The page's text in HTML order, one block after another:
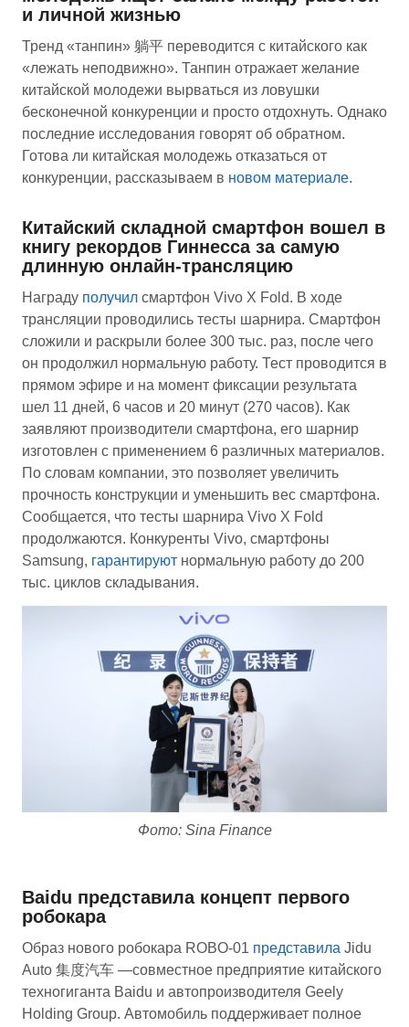
и личной жизнью
Тренд «танпин» 躺平 переводится с китайского как
«лежать неподвижно». Танпин отражает желание
китайской молодежи вырваться из ловушки
бесконечной конкуренции и просто отдохнуть. Однако
последние исследования говорят об обратном.
Готова ли китайская молодежь отказаться от
конкуренции, рассказываем в новом материале.
Китайский складной смартфон вошел в
книгу рекордов Гиннесса за самую
длинную онлайн-трансляцию
Награду получил смартфон Vivo X Fold. В ходе
трансляции проводились тесты шарнира. Смартфон
сложили и раскрыли более 300 тыс. раз, после чего
он продолжил нормальную работу. Тест проводится в
прямом эфире и на момент фиксации результата
шел 11 дней, 6 часов и 20 минут (270 часов). Как
заявляют производители смартфона, его шарнир
изготовлен с применением 6 различных материалов.
По словам компании, это позволяет увеличить
прочность конструкции и уменьшить вес смартфона.
Сообщается, что тесты шарнира Vivo X Fold
продолжаются. Конкуренты Vivo, смартфоны
Samsung, гарантируют нормальную работу до 200
тыс. циклов складывания.
Фото: Sina Finance
Baidu представила концепт первого
робокара
Образ нового робокара ROBO-01 представила Jidu
Auto 集度汽车 —совместное предприятие китайского
техногиганта Baidu и автопроизводителя Geely
Holding Group. Автомобиль поддерживает полное